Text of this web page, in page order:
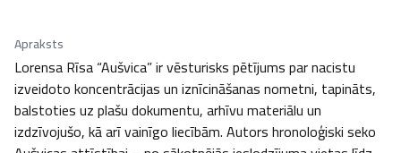
Apraksts
Lorensa Rīsa “Aušvica” ir vēsturisks pētījums par nacistu
izveidoto koncentrācijas un iznīcināšanas nometni, tapināts,
balstoties uz plašu dokumentu, arhīvu materiālu un
izdzīvojušo, kā arī vainīgo liecībām. Autors hronoloģiski seko